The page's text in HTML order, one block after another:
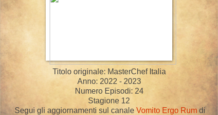
Titolo originale: MasterChef Italia
Anno: 2022 - 2023
Numero Episodi: 24
Stagione 12
Segui gli aggiornamenti sul canale Vomito Ergo Rum di